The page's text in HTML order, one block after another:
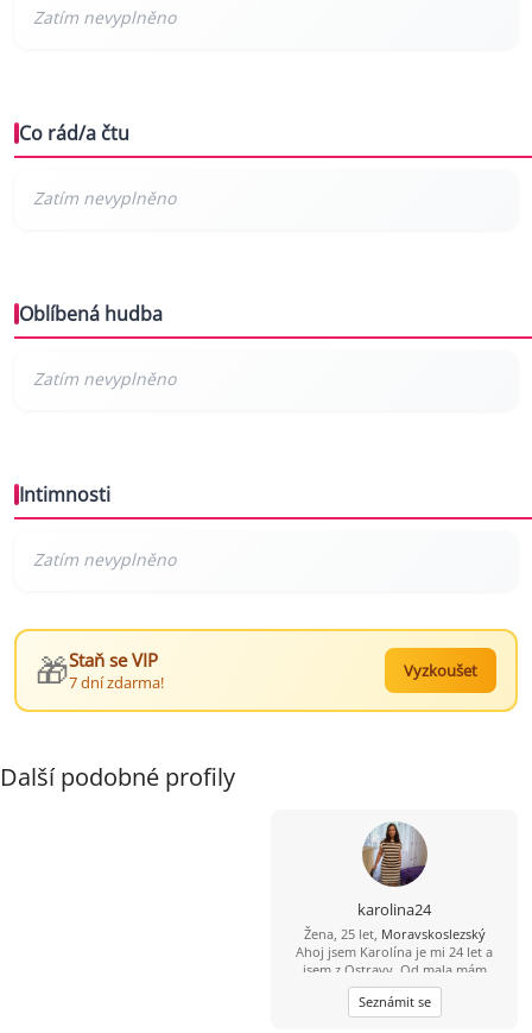
Co rád/a čtu
Oblíbená hudba
Intimnosti
🎁Staň se VIP
7 dní zdarma!
Vyzkoušet
Další podobné profily
karolina24
Žena, 25 let, Moravskoslezský
Ahoj jsem Karolína je mi 24 let a
jsem z Ostravy. Od mala mám
dětskou obrnu proto si hledám
touto cestou partnera na vztah do
35 let abstinenta, bezdětného sama
Seznámit se